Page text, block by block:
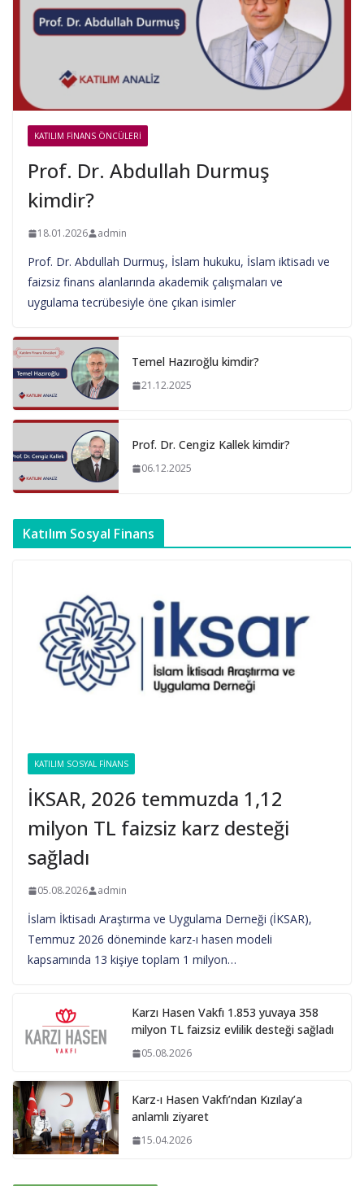
KATILIM FINANS ÖNCÜLERI
Prof. Dr. Abdullah Durmuş
kimdir?
18.01.2026 admin
Prof. Dr. Abdullah Durmuş, İslam hukuku, İslam iktisadı ve
faizsiz finans alanlarında akademik çalışmaları ve
uygulama tecrübesiyle öne çıkan isimler
Temel Hazıroğlu kimdir?
21.12.2025
Prof. Dr. Cengiz Kallek kimdir?
06.12.2025
Katılım Sosyal Finans
KATILIM SOSYAL FINANS
İKSAR, 2026 temmuzda 1,12
milyon TL faizsiz karz desteği
sağladı
05.08.2026 admin
İslam İktisadı Araştırma ve Uygulama Derneği (İKSAR),
Temmuz 2026 döneminde karz-ı hasen modeli
kapsamında 13 kişiye toplam 1 milyon…
Karzı Hasen Vakfı 1.853 yuvaya 358
milyon TL faizsiz evlilik desteği sağladı
05.08.2026
Karz-ı Hasen Vakfı’ndan Kızılay’a
anlamlı ziyaret
15.04.2026